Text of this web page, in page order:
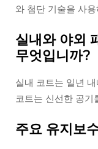
와 첨단 기술을 사
실내와 야외
무엇입니까?
실내 코트는 일년
코트는 신선한 공기
주요 유지보